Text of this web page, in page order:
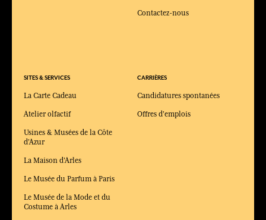
SITES & SERVICES
La Carte Cadeau
Atelier olfactif
Usines & Musées de la Côte
d'Azur
La Maison d'Arles
Le Musée du Parfum à Paris
Le Musée de la Mode et du
Costume à Arles
Contactez-nous
CARRIÈRES
Candidatures spontanées
Offres d'emplois